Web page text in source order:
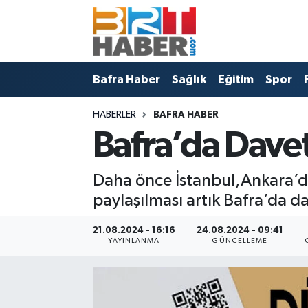
Bafra Haber Sağlık Eğitim Spor
HABERLER BAFRA HABER
Bafra’da
Daha önce
paylaşılması artık Bafra’da
21.08.2024 - 16:16
YAYINLANMA
24.08.2024 - 09:41
GÜNCELLEME
Bafra Vefat İlanları
Bafra Nöbetçi Eczaneler
Bafra Haber
Bafra Belediyesi
Samsun Nöbetçi Eczaneler
Samsun Hava Durumu
Samsun Trafik Yoğunluk Haritası
Süper Lig Puan Durumu ve Fikstür
Tüm Manşetler